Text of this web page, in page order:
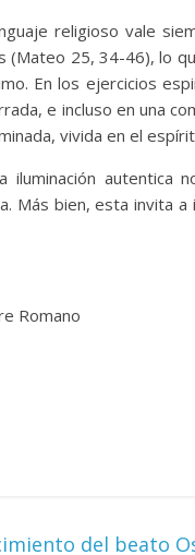
religioso vale
(Mateo 25, 34-46), lo
En los ejercicios
e incluso en una
vivida en el
iluminación autentica
Más bien, esta invita
Romano
del beato